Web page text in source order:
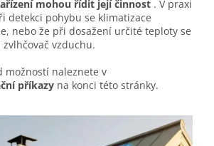
mohou řídit její činnost . V praxi
detekci pohybu se klimatizace
nebo že při dosažení určité teploty se
vzduchu.
možností naleznete v
příkazy na konci této stránky.